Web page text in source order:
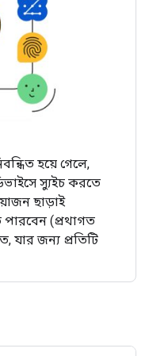
হয়ে গেলে,
স্যুইচ করতে
ছাড়াই
পারবেন (প্রথাগত
যার জন্য প্রতিটি